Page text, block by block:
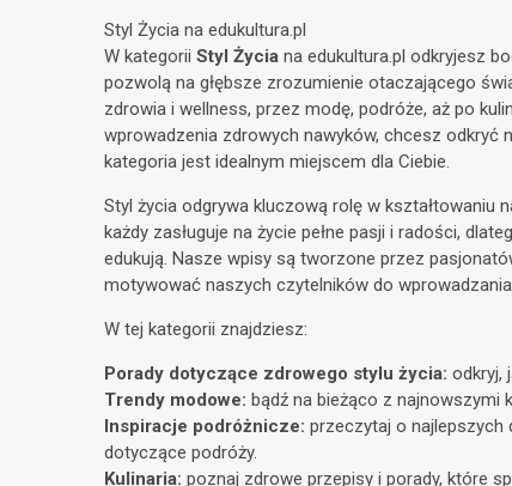
Styl Życia na edukultura.pl
W kategorii Styl Życia na edukultura.pl odkryjesz
pozwolą na głębsze zrozumienie otaczającego
zdrowia i wellness, przez modę, podróże, aż po
wprowadzenia zdrowych nawyków, chcesz odkryć
kategoria jest idealnym miejscem dla Ciebie.
Styl życia odgrywa kluczową rolę w kształtowaniu
każdy zasługuje na życie pełne pasji i radości,
edukują. Nasze wpisy są tworzone przez
motywować naszych czytelników do
W tej kategorii znajdziesz:
Porady dotyczące zdrowego stylu życia: odkryj,
Trendy modowe: bądź na bieżąco z najnowszymi
Inspiracje podróżnicze: przeczytaj o najlepszych
dotyczące podróży.
Kulinaria: poznaj zdrowe przepisy i porady, które